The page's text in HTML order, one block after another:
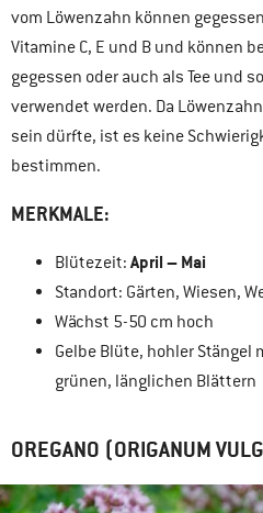
vom Löwenzahn können
Vitamine C, E und B und können
gegessen oder auch als Tee und
verwendet werden. Da
sein dürfte, ist es keine
bestimmen.
MERKMALE:
Blütezeit: April – Mai
Standort: Gärten, Wiesen,
Wächst 5-50 cm hoch
Gelbe Blüte, hohler
grünen, länglichen Blättern
OREGANO (ORIGANUM